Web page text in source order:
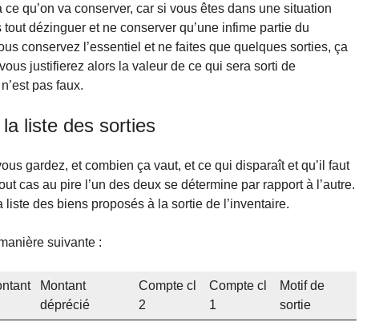
ce qu’on va conserver, car si vous êtes dans une situation
dézinguer et ne conserver qu’une infime partie du
conservez l’essentiel et ne faites que quelques sorties, ça
justifierez alors la valeur de ce qui sera sorti de
pas faux.
liste des sorties
gardez, et combien ça vaut, et ce qui disparaît et qu’il faut
cas au pire l’un des deux se détermine par rapport à l’autre.
des biens proposés à la sortie de l’inventaire.
suivante :
Montant
déprécié
Compte cl
2
Compte cl
1
Motif de
sortie